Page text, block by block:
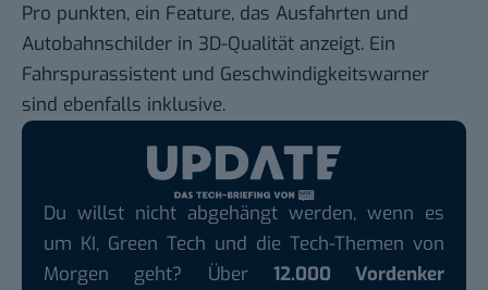
Pro punkten, ein Feature, das Ausfahrten und
Autobahnschilder in 3D-Qualität anzeigt. Ein
Fahrspurassistent und Geschwindigkeitswarner
sind ebenfalls inklusive.
Du willst nicht abgehängt werden, wenn es
um KI, Green Tech und die Tech-Themen von
Morgen geht? Über 12.000 Vordenker